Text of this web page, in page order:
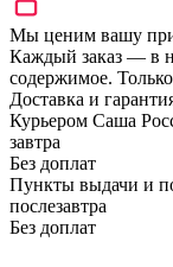
Мы ценим вашу
Каждый заказ — в
содержимое.
Доставка и
Курьером Саша
завтра
Без доплат
Пункты выдачи и
послезавтра
Без доплат